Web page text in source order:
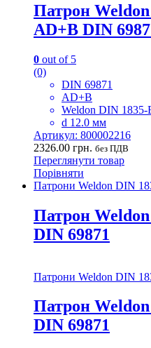
Патрон Weldon
AD+B DIN
0 out of 5
(0)
DIN 69871
AD+B
Weldon DIN 1835-
d 12.0 мм
Артикул: 800002216
2326.00 грн. без ПДВ
Переглянути товар
Порівняти
Патрони Weldon DIN
Патрон
DIN 69871
Патрони Weldon DIN
Патрон
DIN 69871